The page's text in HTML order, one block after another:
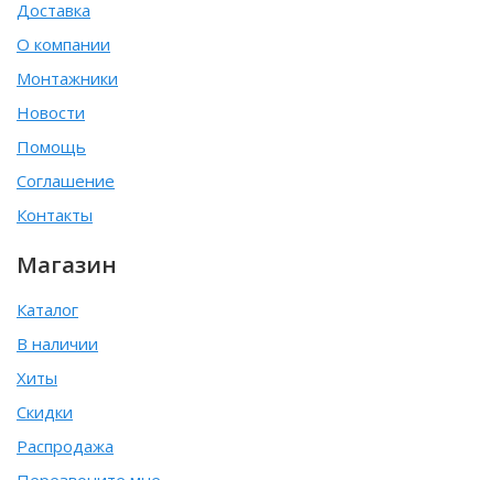
Доставка
О компании
Монтажники
Новости
Помощь
Соглашение
Контакты
Магазин
Каталог
В наличии
Хиты
Скидки
Распродажа